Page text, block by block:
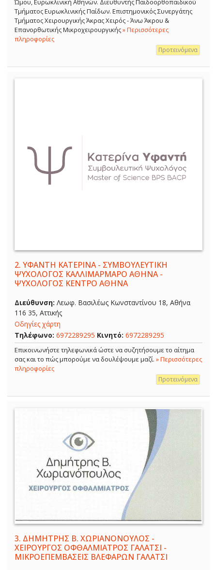
Ώμου, Ευρωκλινική Αθηνών. Διευθυντής Παιδοορθοπαιδικού
Τμήματος Ευρωκλινικής Παίδων. Επιστημονικός Συνεργάτης
Τμήματος Χειρουργικής Άκρας Χειρός - Άνω Άκρου &
Επανορθωτικής Μικροχειρουργικής» Περισσότερες
πληροφορίες
Προτεινόμενα
2. ΥΦΑΝΤΗ ΚΑΤΕΡΙΝΑ - ΣΥΜΒΟΥΛΕΥΤΙΚΗ
ΨΥΧΟΛΟΓΟΣ ΚΑΛΛΙΜΑΡΜΑΡΟ ΑΘΗΝΑ -
ΨΥΧΟΛΟΓΟΣ ΚΕΝΤΡΟ ΑΘΗΝΑ
Διεύθυνση: Λεωφ. Βασιλέως Κωνσταντίνου 18, Αθήνα
116 35, Αττικής
Οδηγίες χάρτη
Τηλέφωνο: 6972289295 Κινητό: 6972289295
Επικοινωνήστε τηλεφωνικά ώστε να συζητήσουμε το αίτημα
σας και το πώς μπορούμε να δουλέψουμε μαζί. » Περισσότερες
πληροφορίες
Προτεινόμενα
3. ΔΗΜΗΤΡΗΣ Β. ΧΩΡΙΑΝΟΝΟΥΛΟΣ -
ΧΕΙΡΟΥΡΓΟΣ ΟΦΘΑΛΜΙΑΤΡΟΣ ΓΑΛΑΤΣΙ -
ΜΙΚΡΟΕΠΕΜΒΑΣΕΙΣ ΒΛΕΦΑΡΩΝ ΓΑΛΑΤΣΙ